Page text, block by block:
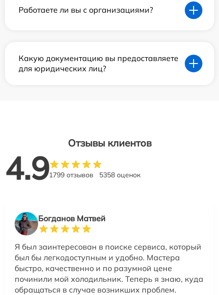
Работаете ли вы с организациями?
Какую документацию вы предоставляете
для юридических лиц?
Отзывы клиентов
4.91799 отзывов 5358 оценок
Богданов Матвей
Я был заинтересован в поиске сервиса, который
был бы легкодоступным и удобно. Мастера
быстро, качественно и по разумной цене
починили мой холодильник. Теперь я знаю, куда
обращаться в случае возникших проблем.